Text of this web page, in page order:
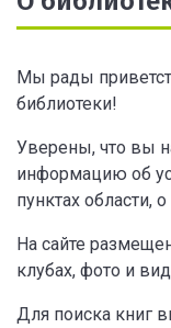
Мы рады
библиотеки!
Уверены, что вы
информацию об
пунктах области,
На сайте
клубах, фото и
Для поиска книг